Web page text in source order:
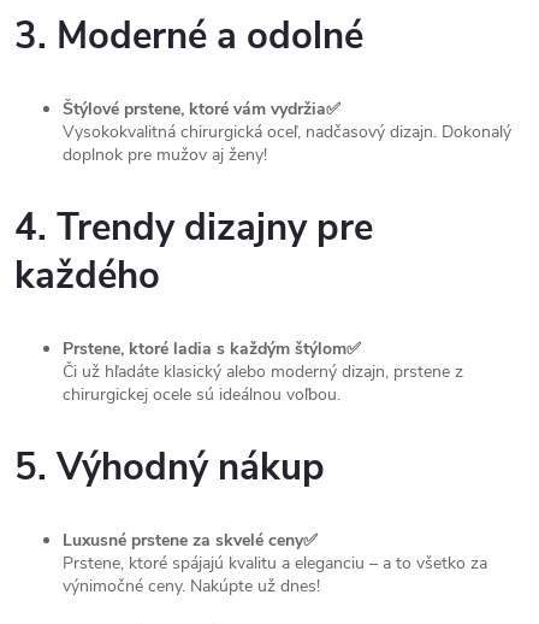
3. Moderné a odolné
Štýlové prstene, ktoré vám vydržia✅
Vysokokvalitná chirurgická oceľ, nadčasový dizajn. Dokonalý
doplnok pre mužov aj ženy!
4. Trendy dizajny pre
každého
Prstene, ktoré ladia s každým štýlom✅
Či už hľadáte klasický alebo moderný dizajn, prstene z
chirurgickej ocele sú ideálnou voľbou.
5. Výhodný nákup
Luxusné prstene za skvelé ceny✅
Prstene, ktoré spájajú kvalitu a eleganciu – a to všetko za
výnimočné ceny. Nakúpte už dnes!